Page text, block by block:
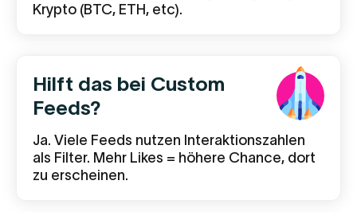
Krypto (BTC, ETH, etc).
Hilft das bei Custom
Feeds?
Ja. Viele Feeds nutzen Interaktionszahlen
als Filter. Mehr Likes = höhere Chance, dort
zu erscheinen.